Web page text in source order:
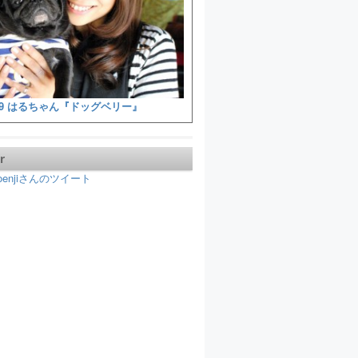
はるちゃん『ドッグベリー』
さんのツイート